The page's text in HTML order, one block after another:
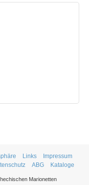
Links
Impressum
ABG Kataloge
Marionetten